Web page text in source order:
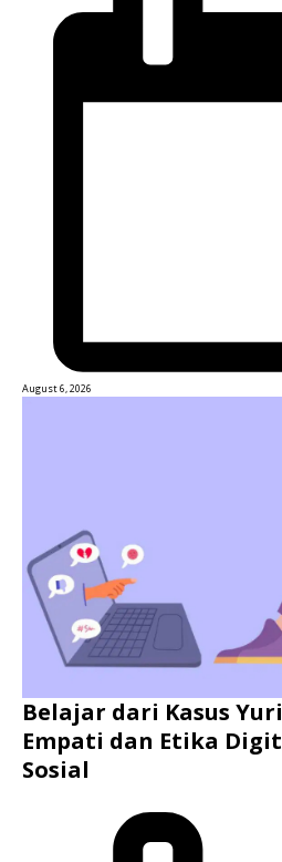
August 6, 2026
Belajar dari Kasus
Empati dan Etika
Sosial